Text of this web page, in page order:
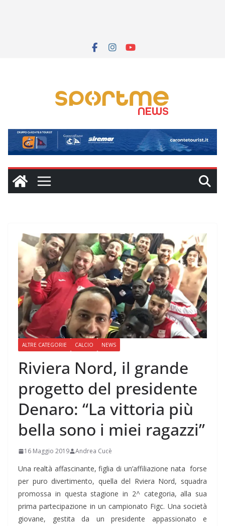
ALTRE CATEGORIE CALCIO NEWS
Riviera Nord, il grande
progetto del presidente
Denaro: “La vittoria più
bella sono i miei ragazzi”
16 Maggio 2019 Andrea Cucè
Una realtà affascinante, figlia di un’affiliazione nata forse
per puro divertimento, quella del Rviera Nord, squadra
promossa in questa stagione in 2^ categoria, alla sua
prima partecipazione in un campionato Figc. Una società
giovane, gestita da un presidente appassionato e